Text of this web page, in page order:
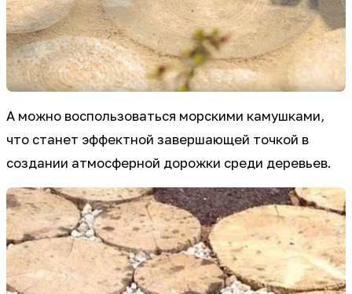
А можно воспользоваться морскими камушками,
что станет эффектной завершающей точкой в
создании атмосферной дорожки среди деревьев.